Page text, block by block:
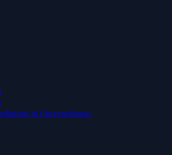
in Unternehmen